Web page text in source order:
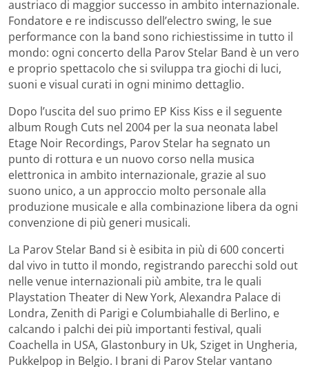
austriaco di maggior successo in ambito internazionale.
Fondatore e re indiscusso dell’electro swing, le sue
performance con la band sono richiestissime in tutto il
mondo: ogni concerto della Parov Stelar Band è un vero
e proprio spettacolo che si sviluppa tra giochi di luci,
suoni e visual curati in ogni minimo dettaglio.
Dopo l’uscita del suo primo EP Kiss Kiss e il seguente
album Rough Cuts nel 2004 per la sua neonata label
Etage Noir Recordings, Parov Stelar ha segnato un
punto di rottura e un nuovo corso nella musica
elettronica in ambito internazionale, grazie al suo
suono unico, a un approccio molto personale alla
produzione musicale e alla combinazione libera da ogni
convenzione di più generi musicali.
La Parov Stelar Band si è esibita in più di 600 concerti
dal vivo in tutto il mondo, registrando parecchi sold out
nelle venue internazionali più ambite, tra le quali
Playstation Theater di New York, Alexandra Palace di
Londra, Zenith di Parigi e Columbiahalle di Berlino, e
calcando i palchi dei più importanti festival, quali
Coachella in USA, Glastonbury in Uk, Sziget in Ungheria,
Pukkelpop in Belgio. I brani di Parov Stelar vantano